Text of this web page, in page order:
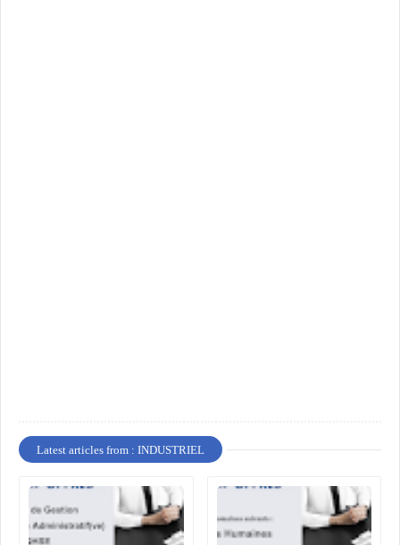
Latest articles from : INDUSTRIEL